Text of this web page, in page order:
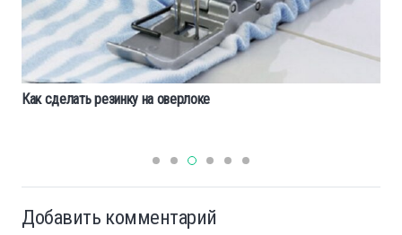
Как сделать резинку на оверлоке
Добавить комментарий